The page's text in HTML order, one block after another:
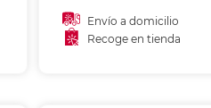
Envío a domicilio
Recoge en tienda